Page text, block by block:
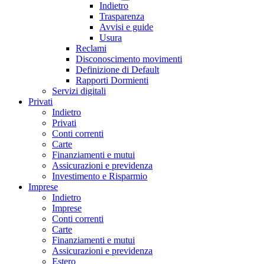
Indietro
Trasparenza
Avvisi e guide
Usura
Reclami
Disconoscimento movimenti
Definizione di Default
Rapporti Dormienti
Servizi digitali
Privati
Indietro
Privati
Conti correnti
Carte
Finanziamenti e mutui
Assicurazioni e previdenza
Investimento e Risparmio
Imprese
Indietro
Imprese
Conti correnti
Carte
Finanziamenti e mutui
Assicurazioni e previdenza
Estero